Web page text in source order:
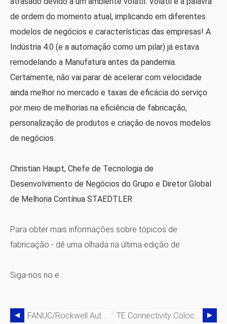
de ordem do momento atual, implicando em diferentes
modelos de negócios e características das empresas! A
Indústria 4.0 (e a automação como um pilar) já estava
remodelando a Manufatura antes da pandemia.
Certamente, não vai parar de acelerar com velocidade
ainda melhor no mercado e taxas de eficácia do serviço
por meio de melhorias na eficiência de fabricação,
personalização de produtos e criação de novos modelos
de negócios.
Christian Haupt, Chefe de Tecnologia de
Desenvolvimento de Negócios do Grupo e Diretor Global
de Melhoria Contínua STAEDTLER
Para obter mais informações sobre tópicos de
fabricação - dê uma olhada na última edição de
Siga-nos no e .
FANUC/Rockwell Automation Aborda A Lacuna De Habilidades De Fabricação TE Connectivity Coloca A Automação De Fabricação Em Prática Em Sua Jornada De Transformação Digital